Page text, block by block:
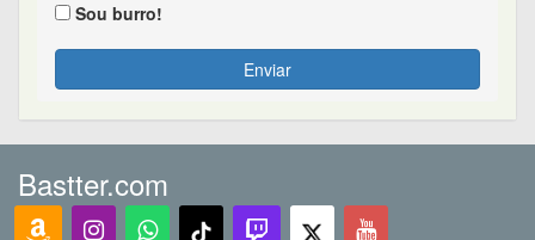
Sou burro!
Enviar
Bastter.com